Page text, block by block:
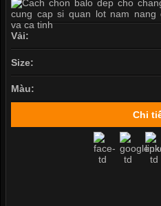
Vải:
Size:
Màu:
Chi